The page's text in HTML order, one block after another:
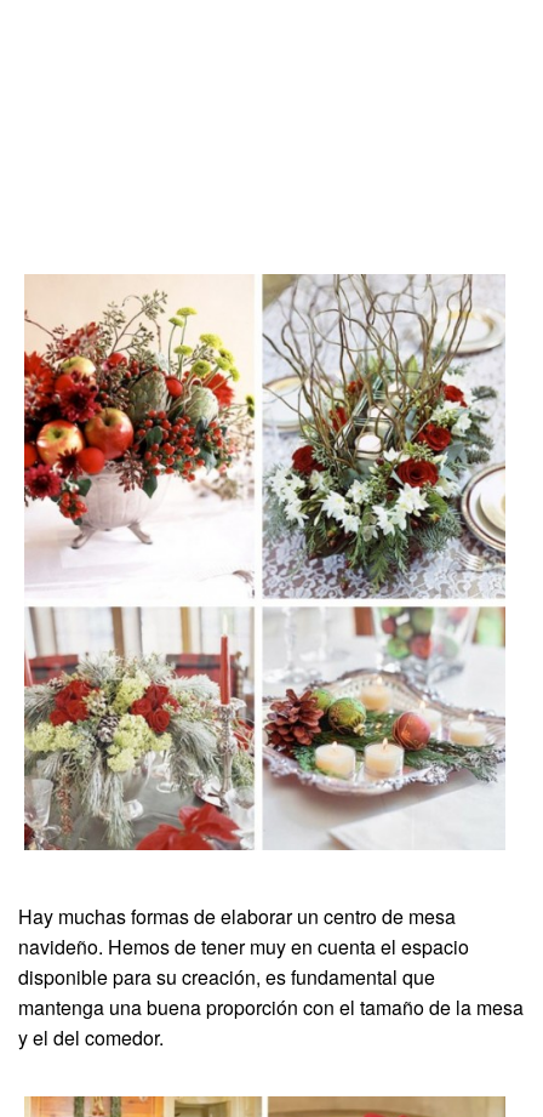
Hay muchas formas de elaborar un centro de mesa
navideño. Hemos de tener muy en cuenta el espacio
disponible para su creación, es fundamental que
mantenga una buena proporción con el tamaño de la mesa
y el del comedor.